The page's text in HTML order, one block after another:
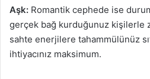
Aşk: Romantik cephede ise
gerçek bağ kurduğunuz kişilerle
sahte enerjilere tahammülünüz
ihtiyacınız maksimum.